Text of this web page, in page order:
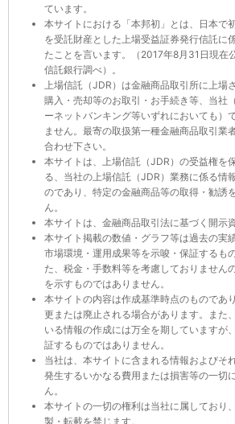
ています。
本サイトにおける「本邦初」とは、日本で
を受託財産とした上場受益証券発行信託に
たことを言います。（2017年8月31日現在
信託銀行調べ）。
上場信託（JDR）は金融商品取引所に上場
購入・売却等のお取引・お手続き等、当社
ーネットバンキング等いずれにおいても）
ません。最寄の取扱第一種金融商品取引業
合わせ下さい。
本サイトは、上場信託（JDR）の受益権を
る、当社の上場信託（JDR）業務に係る情
のであり、特定の金融商品等の取得・勧誘
ん。
本サイトは、金融商品取引法に基づく開示
本サイト掲載の数値・グラフ等は過去の実
市場環境・運用成果等を示唆・保証するも
た、税金・手数料等を考慮しておりません
を示すものではありません。
本サイトの内容は作成基準時点のものであ
更または廃止される場合があります。また
いる情報の作成には万全を期していますが
証するものではありません。
当社は、本サイトに含まれる情報およびそ
発生するいかなる費用または損害等の一切
ん。
本サイトの一切の権利は当社に属しており
製・転載を禁じます。